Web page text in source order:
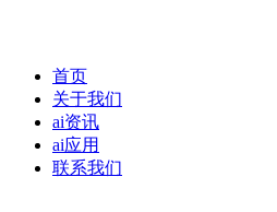
首页
关于我们
ai资讯
ai应用
联系我们